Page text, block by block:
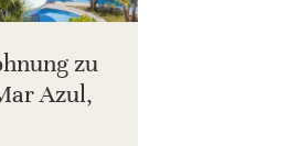
zu
Azul,